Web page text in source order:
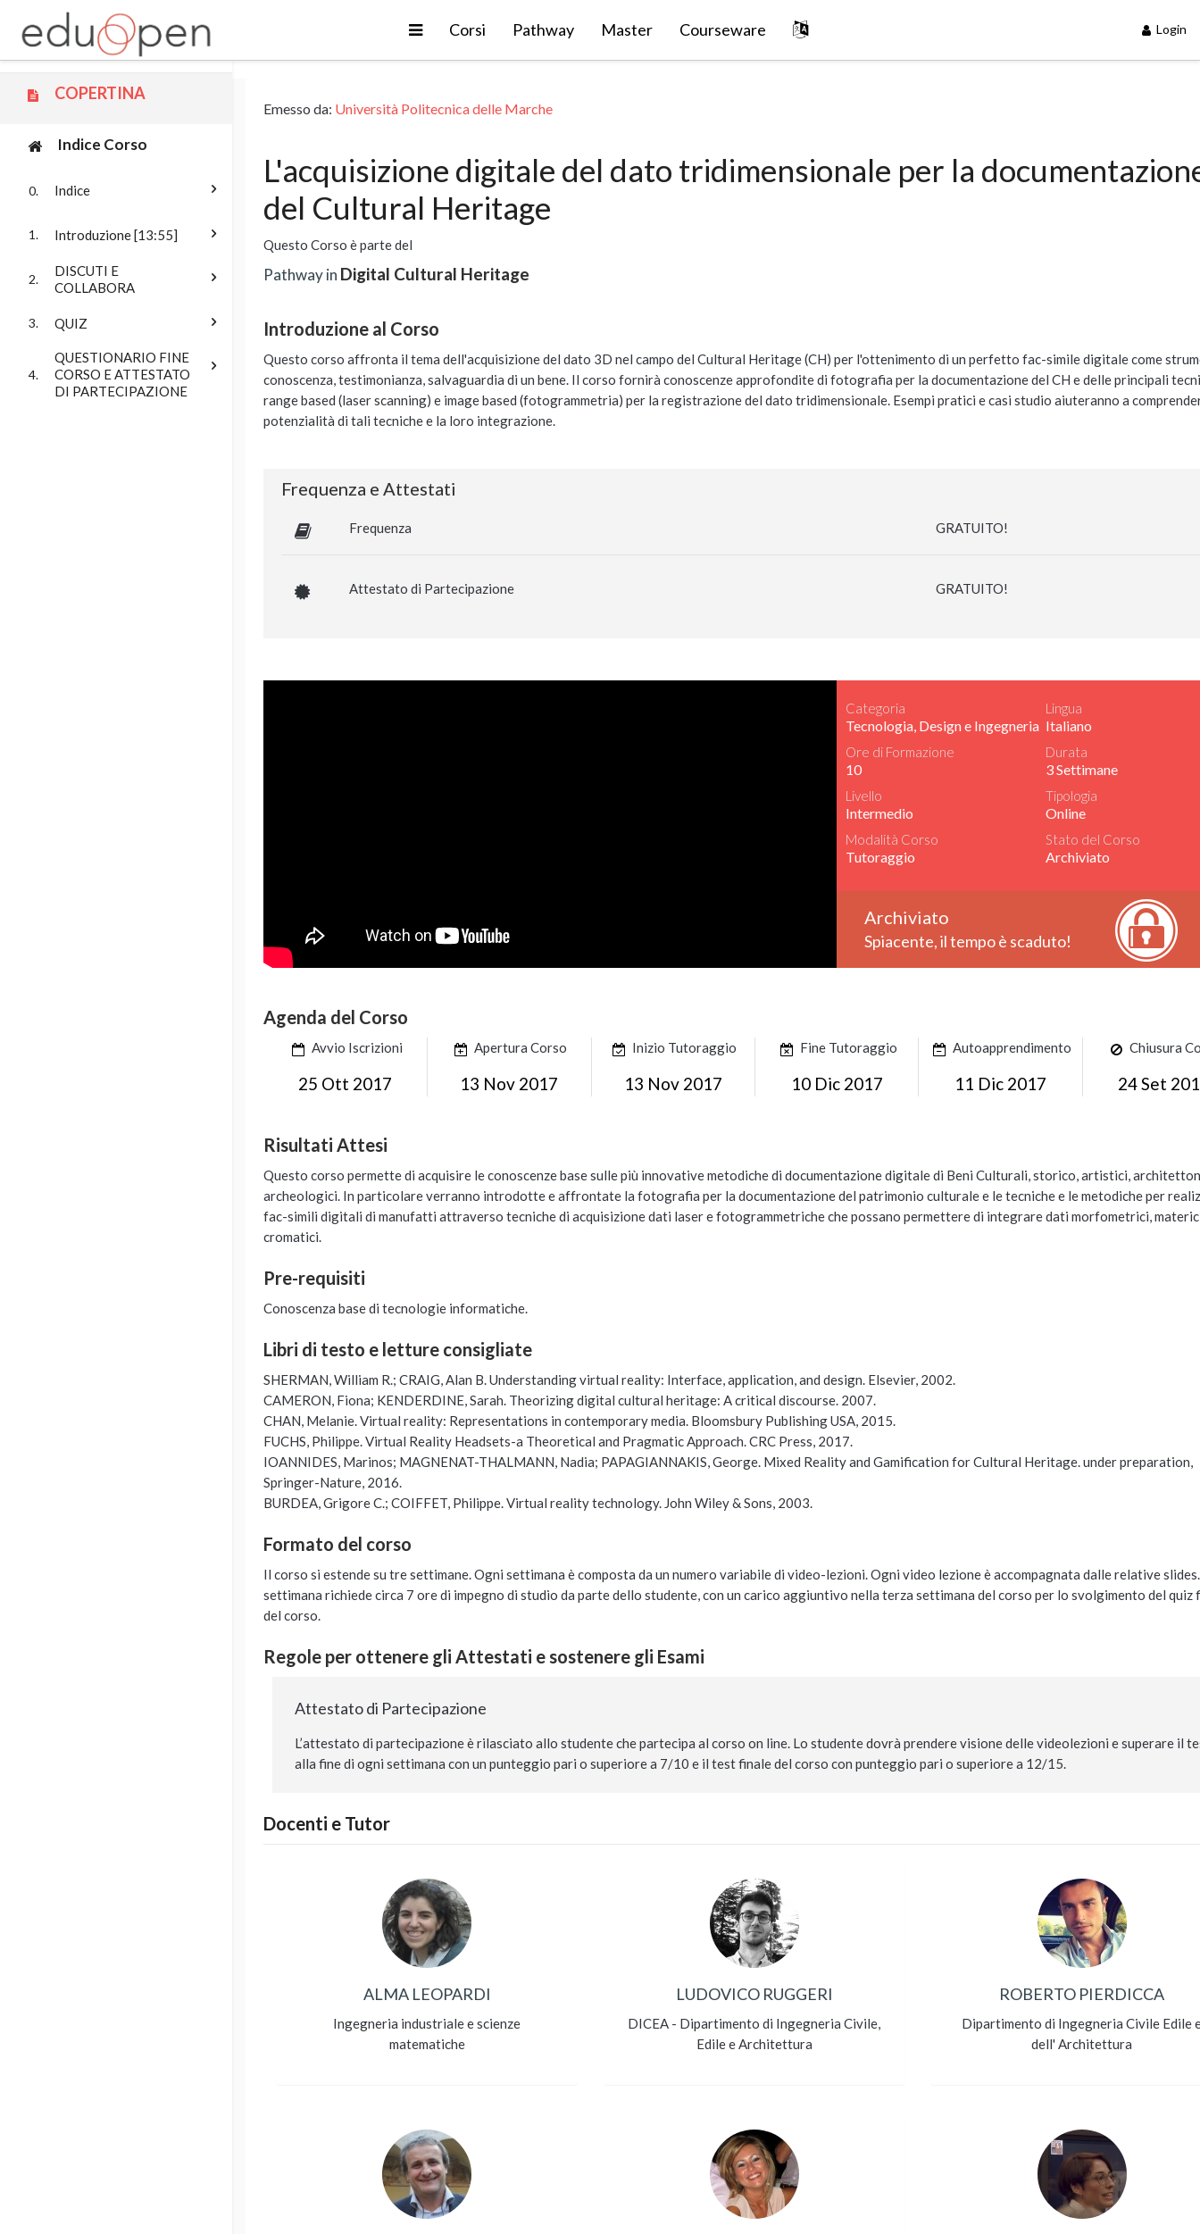
Vai al contenuto principale
Espandi
Corsi Pathway Master Courseware Login
COPERTINA
Indice Corso
0. Indice
1. Introduzione [13:55]
2.
DISCUTI E
COLLABORA
3. QUIZ
4.
QUESTIONARIO FINE
CORSO E ATTESTATO
DI PARTECIPAZIONE
Emesso da: Università Politecnica delle Marche
L'acquisizione digitale del dato tridimensionale per la
del Cultural Heritage
Questo Corso è parte del
Pathway in Digital Cultural Heritage
Introduzione al Corso
Questo corso affronta il tema dell'acquisizione del dato 3D nel campo del Cultural Heritage (CH) per l'ottenimento di un perfetto fac-simile digitale come
conoscenza, testimonianza, salvaguardia di un bene. Il corso fornirà conoscenze approfondite di fotografia per la documentazione del CH e delle principali
range based (laser scanning) e image based (fotogrammetria) per la registrazione del dato tridimensionale. Esempi pratici e casi studio aiuteranno a
potenzialità di tali tecniche e la loro integrazione.
Frequenza e Attestati
Frequenza GRATUITO!
Attestato di Partecipazione GRATUITO!
Categoria
Tecnologia, Design e Ingegneria
Ore di Formazione
10
Livello
Intermedio
Modalità Corso
Tutoraggio
Lingua
Italiano
Durata
3 Settimane
Tipologia
Online
Stato del Corso
Archiviato
Archiviato
Spiacente, il tempo è scaduto!
Agenda del Corso
Avvio Iscrizioni
25 Ott 2017
Apertura Corso
13 Nov 2017
Inizio Tutoraggio
13 Nov 2017
Fine Tutoraggio
10 Dic 2017
Autoapprendimento
11 Dic 2017
Chiusura
24 Set
Risultati Attesi
Questo corso permette di acquisire le conoscenze base sulle più innovative metodiche di documentazione digitale di Beni Culturali, storico, artistici,
archeologici. In particolare verranno introdotte e affrontate la fotografia per la documentazione del patrimonio culturale e le tecniche e le metodiche per
fac-simili digitali di manufatti attraverso tecniche di acquisizione dati laser e fotogrammetriche che possano permettere di integrare dati morfometrici,
cromatici.
Pre-requisiti
Conoscenza base di tecnologie informatiche.
Libri di testo e letture consigliate
SHERMAN, William R.; CRAIG, Alan B. Understanding virtual reality: Interface, application, and design. Elsevier, 2002.
CAMERON, Fiona; KENDERDINE, Sarah. Theorizing digital cultural heritage: A critical discourse. 2007.
CHAN, Melanie. Virtual reality: Representations in contemporary media. Bloomsbury Publishing USA, 2015.
FUCHS, Philippe. Virtual Reality Headsets-a Theoretical and Pragmatic Approach. CRC Press, 2017.
IOANNIDES, Marinos; MAGNENAT-THALMANN, Nadia; PAPAGIANNAKIS, George. Mixed Reality and Gamification for Cultural Heritage. under preparation,
Springer-Nature, 2016.
BURDEA, Grigore C.; COIFFET, Philippe. Virtual reality technology. John Wiley & Sons, 2003.
Formato del corso
Il corso si estende su tre settimane. Ogni settimana è composta da un numero variabile di video-lezioni. Ogni video lezione è accompagnata dalle relative
settimana richiede circa 7 ore di impegno di studio da parte dello studente, con un carico aggiuntivo nella terza settimana del corso per lo svolgimento del quiz
del corso.
Regole per ottenere gli Attestati e sostenere gli Esami
Attestato di Partecipazione
L’attestato di partecipazione è rilasciato allo studente che partecipa al corso on line. Lo studente dovrà prendere visione delle videolezioni e superare il
alla fine di ogni settimana con un punteggio pari o superiore a 7/10 e il test finale del corso con punteggio pari o superiore a 12/15.
Docenti e Tutor
ALMA LEOPARDI
Ingegneria industriale e scienze
matematiche
LUDOVICO RUGGERI
DICEA - Dipartimento di Ingegneria Civile,
Edile e Architettura
ROBERTO PIERDICCA
Dipartimento di Ingegneria Civile Edile
dell' Architettura